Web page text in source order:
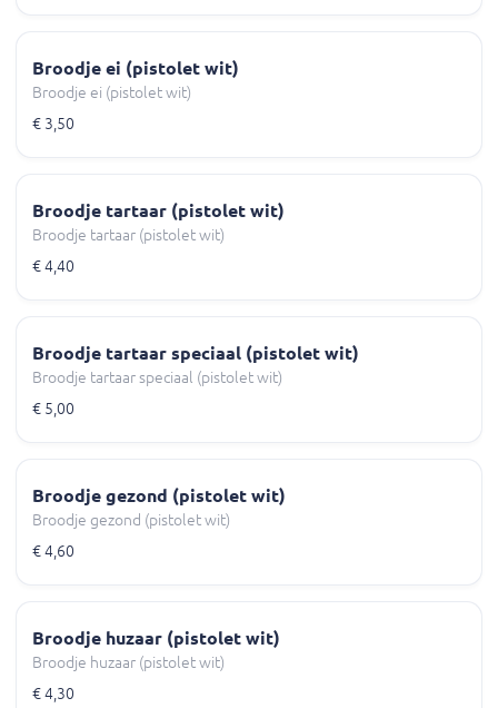
Broodje ei (pistolet wit)
Broodje ei (pistolet wit)
€ 3,50
Broodje tartaar (pistolet wit)
Broodje tartaar (pistolet wit)
€ 4,40
Broodje tartaar speciaal (pistolet wit)
Broodje tartaar speciaal (pistolet wit)
€ 5,00
Broodje gezond (pistolet wit)
Broodje gezond (pistolet wit)
€ 4,60
Broodje huzaar (pistolet wit)
Broodje huzaar (pistolet wit)
€ 4,30